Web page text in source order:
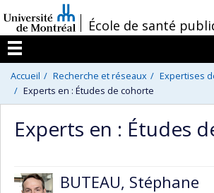
au
contenu
/École de santé
Menu
Accueil Recherche et réseaux
Expertises
Experts en : Études de cohorte
Experts en : Études
BUTEAU, Stéphane